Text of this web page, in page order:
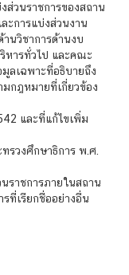
ส่วนราชการของสถาน
การแบ่งส่วนงาน
นวิชาการด้านงบ
หารทั่วไป และคณะ
ลเฉพาะที่อธิบายถึง
กฎหมายที่เกี่ยวข้อง
และที่แก้ไขเพิ่ม
รวงศึกษาธิการ พ.ศ.
ราชการภายในสถาน
ที่เรียกชื่ออย่างอื่น